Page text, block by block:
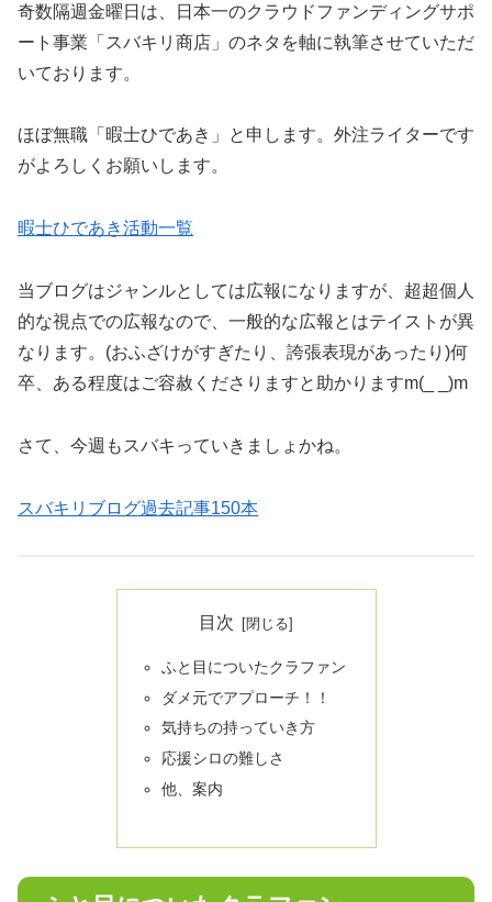
奇数隔週金曜日は、日本一のクラウドファンディングサポ
ート事業「スバキリ商店」のネタを軸に執筆させていただ
いております。
ほぼ無職「暇士ひであき」と申します。外注ライターです
がよろしくお願いします。
暇士ひであき活動一覧
当ブログはジャンルとしては広報になりますが、超超個人
的な視点での広報なので、一般的な広報とはテイストが異
なります。(おふざけがすぎたり、誇張表現があったり)何
卒、ある程度はご容赦くださりますと助かりますm(_ _)m
さて、今週もスバキっていきましょかね。
スバキリブログ過去記事150本
目次
ふと目についたクラファン
ダメ元でアプローチ！！
気持ちの持っていき方
応援シロの難しさ
他、案内